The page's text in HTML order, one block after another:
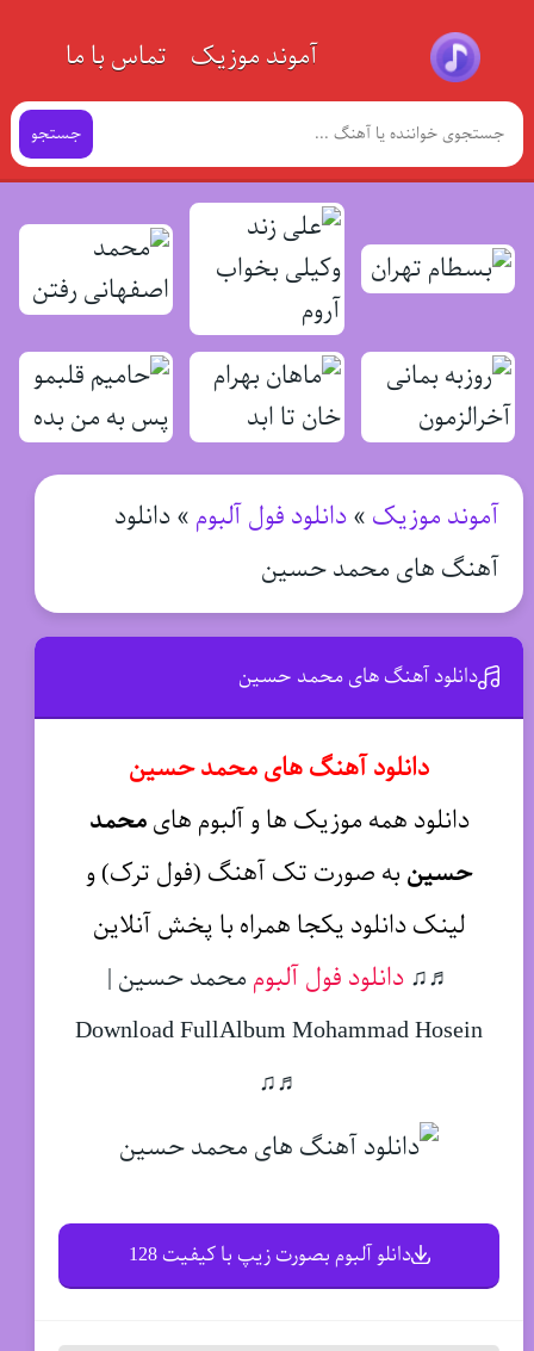
آموند موزیک تماس با ما
جستجو
آموند موزیک »دانلود فول آلبوم »دانلود
آهنگ های محمد حسین
دانلود آهنگ های محمد حسین
دانلود آهنگ های محمد حسین
دانلود همه موزیک ها و آلبوم هایمحمد
حسین به صورت تک آهنگ (فول ترک) و
لینک دانلود یکجا همراه با پخش آنلاین
♬♫دانلود فول آلبوم محمد حسین |
Download FullAlbum Mohammad Hosein
♬♫
دانلو آلبوم بصورت زیپ با کیفیت 128